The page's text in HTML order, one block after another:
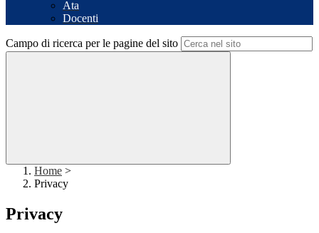
Ata
Docenti
Campo di ricerca per le pagine del sito
Home >
Privacy
Privacy